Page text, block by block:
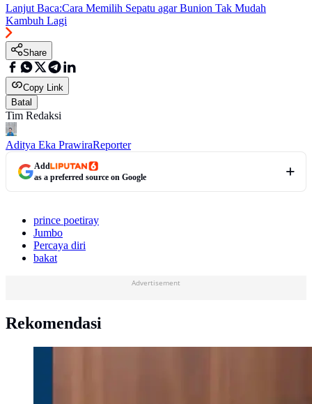
Lanjut Baca:Cara Memilih Sepatu agar Bunion Tak Mudah
Kambuh Lagi
Share
Copy Link
Batal
Tim Redaksi
Aditya Eka PrawiraReporter
Add
as a preferred source on Google
prince poetiray
Jumbo
Percaya diri
bakat
Advertisement
Rekomendasi